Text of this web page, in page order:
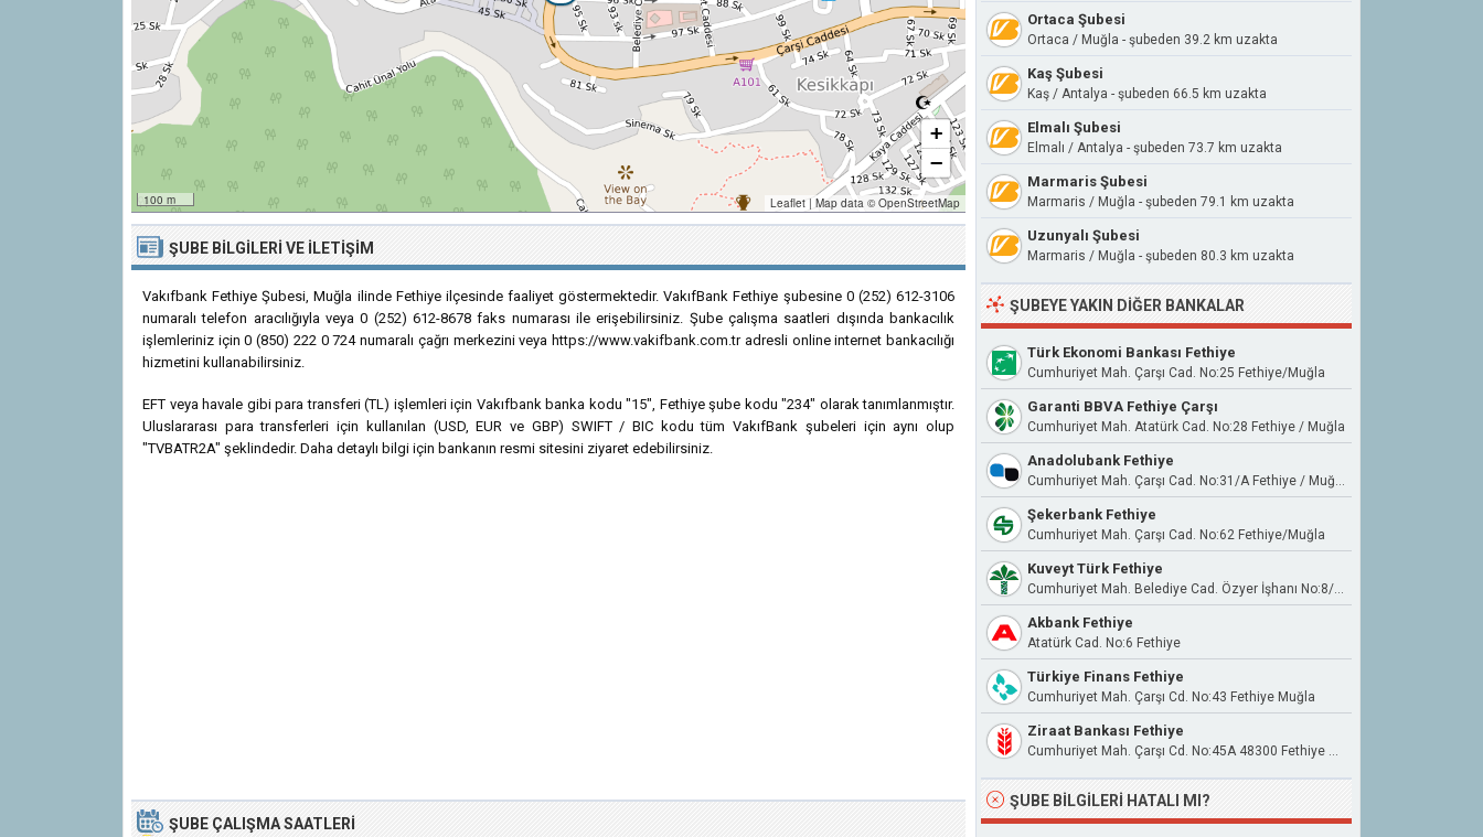
100 m
+
−
Leaflet | Map data © OpenStreetMap
ŞUBE BILGILERI VE İLETIŞIM
Vakıfbank Fethiye Şubesi, Muğla ilinde Fethiye ilçesinde faaliyet göstermektedir. VakıfBank Fethiye şubesine 0 (252) 612-3106
numaralı telefon aracılığıyla veya 0 (252) 612-8678 faks numarası ile erişebilirsiniz. Şube çalışma saatleri dışında bankacılık
işlemleriniz için 0 (850) 222 0 724 numaralı çağrı merkezini veya https://www.vakifbank.com.tr adresli online internet bankacılığı
hizmetini kullanabilirsiniz.
EFT veya havale gibi para transferi (TL) işlemleri için Vakıfbank banka kodu "15", Fethiye şube kodu "234" olarak tanımlanmıştır.
Uluslararası para transferleri için kullanılan (USD, EUR ve GBP) SWIFT / BIC kodu tüm VakıfBank şubeleri için aynı olup
"TVBATR2A" şeklindedir. Daha detaylı bilgi için bankanın resmi sitesini ziyaret edebilirsiniz.
ŞUBE ÇALIŞMA SAATLERI
Ortaca Şubesi
Ortaca / Muğla - şubeden 39.2 km uzakta
Kaş Şubesi
Kaş / Antalya - şubeden 66.5 km uzakta
Elmalı Şubesi
Elmalı / Antalya - şubeden 73.7 km uzakta
Marmaris Şubesi
Marmaris / Muğla - şubeden 79.1 km uzakta
Uzunyalı Şubesi
Marmaris / Muğla - şubeden 80.3 km uzakta
ŞUBEYE YAKIN DIĞER BANKALAR
Türk Ekonomi Bankası Fethiye
Cumhuriyet Mah. Çarşı Cad. No:25 Fethiye/Muğla
Garanti BBVA Fethiye Çarşı
Cumhuriyet Mah. Atatürk Cad. No:28 Fethiye / Muğla
Anadolubank Fethiye
Cumhuriyet Mah. Çarşı Cad. No:31/A Fethiye / Muğla
Şekerbank Fethiye
Cumhuriyet Mah. Çarşı Cad. No:62 Fethiye/Muğla
Kuveyt Türk Fethiye
Cumhuriyet Mah. Belediye Cad. Özyer İşhanı No:8/B Fethiye/Muğla
Akbank Fethiye
Atatürk Cad. No:6 Fethiye
Türkiye Finans Fethiye
Cumhuriyet Mah. Çarşı Cd. No:43 Fethiye Muğla
Ziraat Bankası Fethiye
Cumhuriyet Mah. Çarşı Cd. No:45A 48300 Fethiye Muğla
ŞUBE BILGILERI HATALI MI?